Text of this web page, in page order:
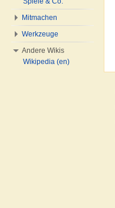
Mitmachen
Werkzeuge
Andere Wikis
Wikipedia (en)